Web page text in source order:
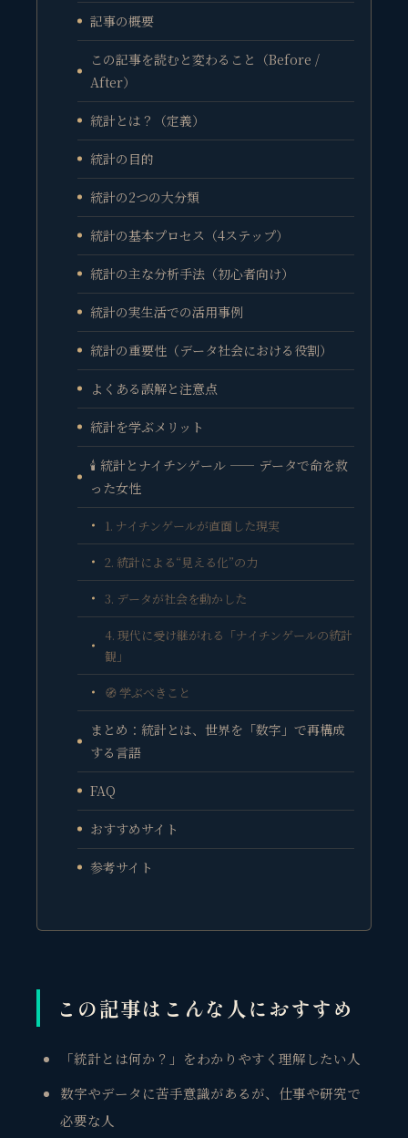
記事の概要
この記事を読むと変わること（Before /
After）
統計とは？（定義）
統計の目的
統計の2つの大分類
統計の基本プロセス（4ステップ）
統計の主な分析手法（初心者向け）
統計の実生活での活用事例
統計の重要性（データ社会における役割）
よくある誤解と注意点
統計を学ぶメリット
🕯️ 統計とナイチンゲール —— データで命を救
った女性
1. ナイチンゲールが直面した現実
2. 統計による“見える化”の力
3. データが社会を動かした
4. 現代に受け継がれる「ナイチンゲールの統計
観」
🧭 学ぶべきこと
まとめ：統計とは、世界を「数字」で再構成
する言語
FAQ
おすすめサイト
参考サイト
この記事はこんな人におすすめ
「統計とは何か？」をわかりやすく理解したい人
数字やデータに苦手意識があるが、仕事や研究で
必要な人